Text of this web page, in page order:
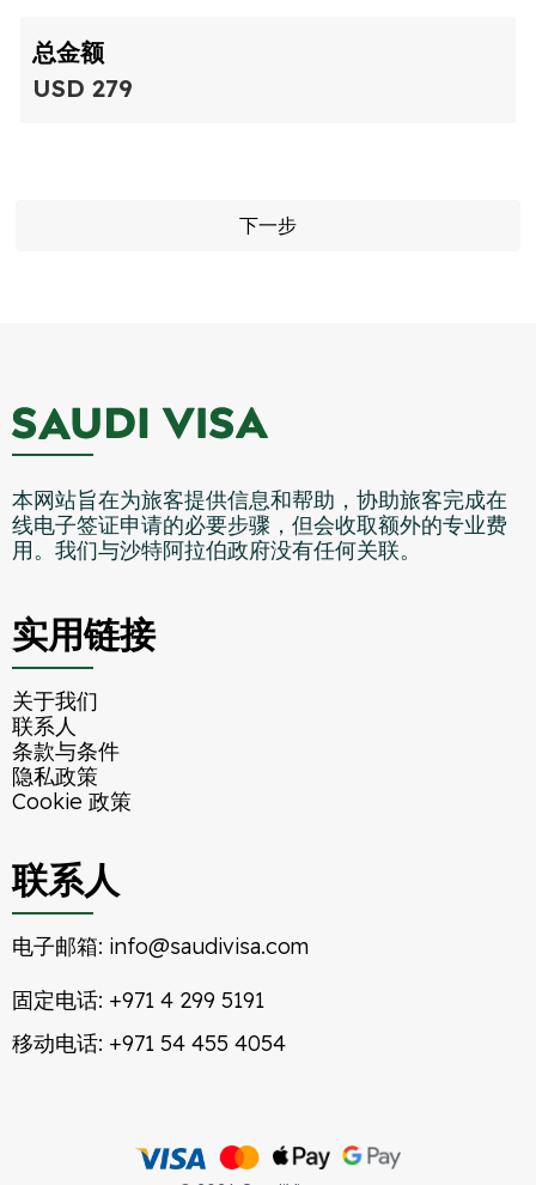
总金额
USD 279
下一步
本网站旨在为旅客提供信息和帮助，协助旅客完成在
线电子签证申请的必要步骤，但会收取额外的专业费
用。我们与沙特阿拉伯政府没有任何关联。
实用链接
关于我们
联系人
条款与条件
隐私政策
Cookie 政策
联系人
电子邮箱: info@saudivisa.com
固定电话: +971 4 299 5191
移动电话: +971 54 455 4054